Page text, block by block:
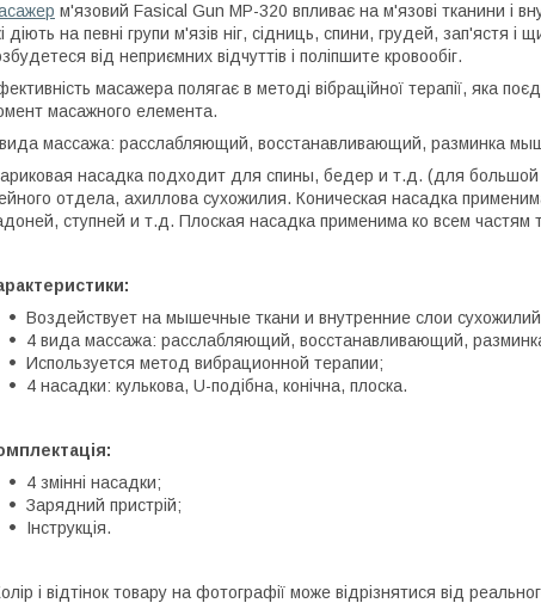
м'язовий Fasical Gun MP-320 впливає на м'язові тканини і
діють на певні групи м'язів ніг, сідниць, спини, грудей, зап'ястя
від неприємних відчуттів і поліпшите кровообіг.
масажера полягає в методі вібраційної терапії, яка
масажного елемента.
массажа: расслабляющий, восстанавливающий, разминка
насадка подходит для спины, бедер и т.д. (для
отдела, ахиллова сухожилия. Коническая насадка
ступней и т.д. Плоская насадка применима ко всем
Воздействует на мышечные ткани и внутренние слои
4 вида массажа: расслабляющий, восстанавливающий,
Используется метод вибрационной терапии;
4 насадки: кулькова, U-подібна, конічна, плоска.
4 змінні насадки;
Зарядний пристрій;
Інструкція.
і відтінок товару на фотографії може відрізнятися від